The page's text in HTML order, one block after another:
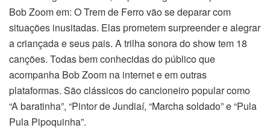
Bob Zoom em: O Trem de Ferro vão se deparar com
situações inusitadas. Elas prometem surpreender e alegrar
a criançada e seus pais. A trilha sonora do show tem 18
canções. Todas bem conhecidas do público que
acompanha Bob Zoom na internet e em outras
plataformas. São clássicos do cancioneiro popular como
“A baratinha”, “Pintor de Jundiaí, “Marcha soldado” e “Pula
Pula Pipoquinha”.